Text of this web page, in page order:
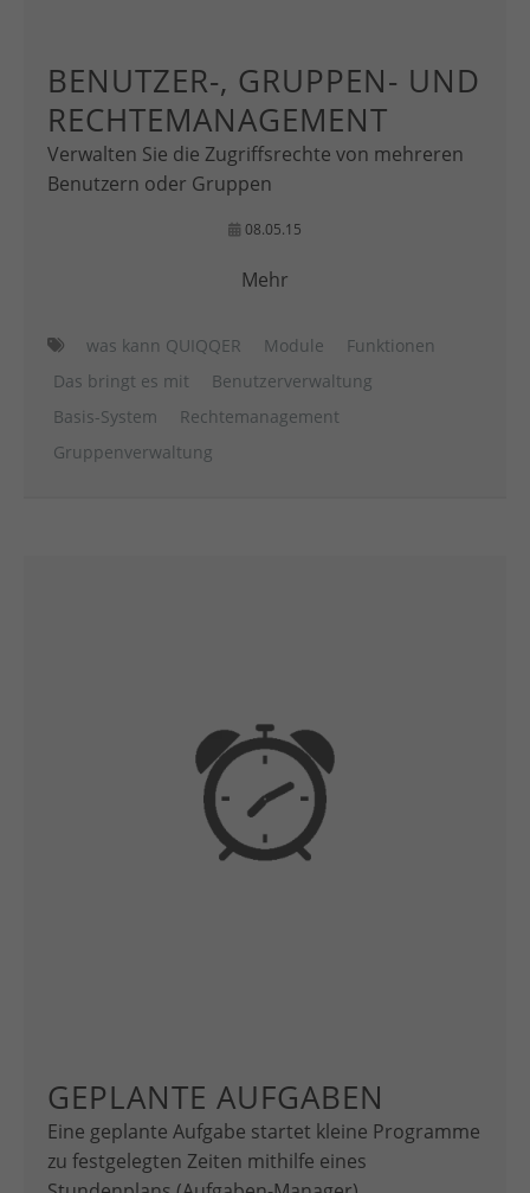
BENUTZER-, GRUPPEN- UND
RECHTEMANAGEMENT
Verwalten Sie die Zugriffsrechte von mehreren
Benutzern oder Gruppen
08.05.15
Mehr
was kann QUIQQER Module
Funktionen
Das bringt es mit
Benutzerverwaltung
Basis-System
Rechtemanagement
Gruppenverwaltung
GEPLANTE AUFGABEN
Eine geplante Aufgabe startet kleine Programme
zu festgelegten Zeiten mithilfe eines